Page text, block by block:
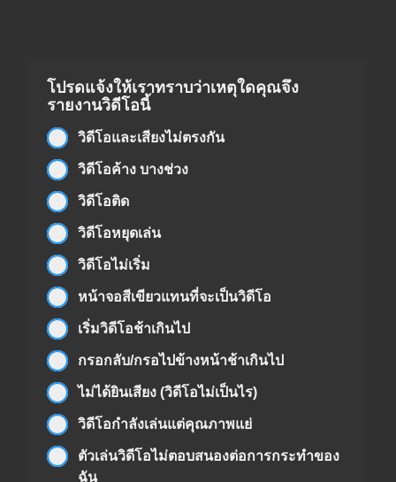
โปรดแจ้งให้เราทราบว่าเหตุใดคุณจึง
รายงานวิดีโอนี้
วิดีโอและเสียงไม่ตรงกัน
วิดีโอค้าง บางช่วง
วิดีโอติด
วิดีโอหยุดเล่น
วิดีโอไม่เริ่ม
หน้าจอสีเขียวแทนที่จะเป็นวิดีโอ
เริ่มวิดีโอช้าเกินไป
กรอกลับ/กรอไปข้างหน้าช้าเกินไป
ไม่ได้ยินเสียง (วิดีโอไม่เป็นไร)
วิดีโอกำลังเล่นแต่คุณภาพแย่
ตัวเล่นวิดีโอไม่ตอบสนองต่อการกระทำของ
ฉัน